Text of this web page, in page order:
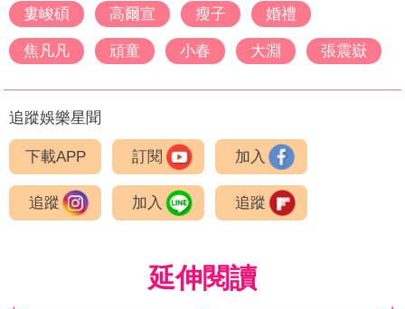
婁峻碩
高爾宣 瘦子 婚禮
焦凡凡 頑童 小春 大淵 張震嶽
追蹤娛樂星聞
下載APP 訂閱 加入
追蹤 加入 追蹤
延伸閱讀